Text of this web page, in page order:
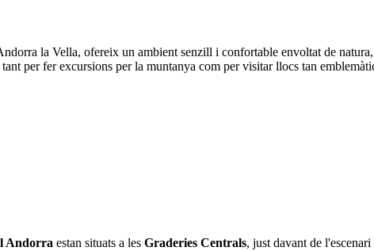
la Vella, ofereix un ambient senzill i confortable envoltat de
per fer excursions per la muntanya com per visitar llocs tan
Andorra estan situats a les Graderies Centrals, just davant de